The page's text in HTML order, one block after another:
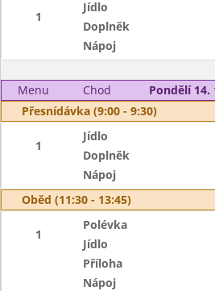
1
Jídlo
Doplněk
Nápoj
Menu Chod
Pondělí 14.
Přesnídávka (9:00 - 9:30)
1
Jídlo
Doplněk
Nápoj
Oběd (11:30 - 13:45)
1
Polévka
Jídlo
Příloha
Nápoj